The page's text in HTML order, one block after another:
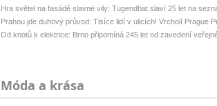
Hra světel na fasádě slavné vily: Tugendhat slaví 25 let na
Prahou jde duhový průvod: Tisíce lidí v ulicích! Vrcholí Prague
Od knotů k elektrice: Brno připomíná 245 let od zavedení
Móda a krása